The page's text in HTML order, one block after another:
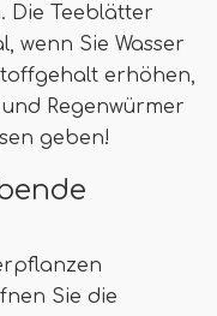
Die Teeblätter
wenn Sie Wasser
erhöhen,
Regenwürmer
geben!
Sie die